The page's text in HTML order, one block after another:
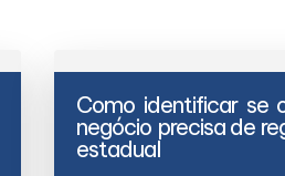
Como identificar se
negócio precisa de
estadual